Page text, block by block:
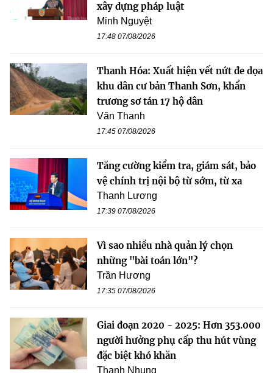
xây dựng pháp luật
Minh Nguyệt
17:48 07/08/2026
Thanh Hóa: Xuất hiện vết nứt đe dọa
khu dân cư bản Thanh Sơn, khẩn
trương sơ tán 17 hộ dân
Văn Thanh
17:45 07/08/2026
Tăng cường kiểm tra, giám sát, bảo
vệ chính trị nội bộ từ sớm, từ xa
Thanh Lương
17:39 07/08/2026
Vì sao nhiều nhà quản lý chọn
những "bài toán lớn"?
Trần Hương
17:35 07/08/2026
Giai đoạn 2020 - 2025: Hơn 353.000
người hưởng phụ cấp thu hút vùng
đặc biệt khó khăn
Thanh Nhung